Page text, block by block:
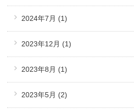
2024年7月 (1)
2023年12月 (1)
2023年8月 (1)
2023年5月 (2)